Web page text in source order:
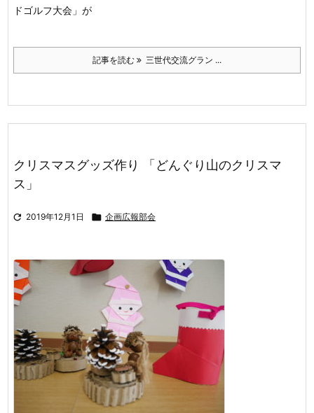
ドゴルフ大会」が
記事を読む 三世代交流グラン ...
クリスマスグッズ作り 「どんぐり山のクリスマ
ス」
 2019年12月1日  企画広報部会